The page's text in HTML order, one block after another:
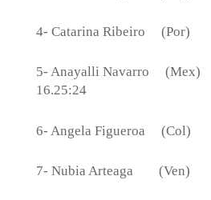
4- Catarina Ribeiro (Por)
5- Anayalli Navarro
(Mex)
16.25:24
6- Angela Figueroa (Col)
7- Nubia Arteaga (Ven)